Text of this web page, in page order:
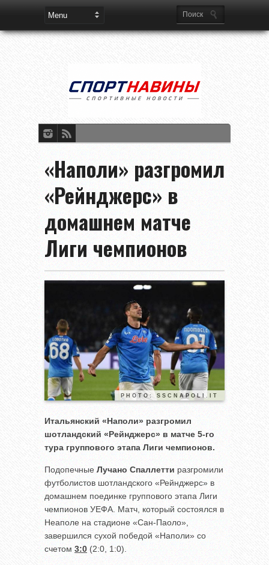
«Наполи» разгромил
«Рейнджерс» в
домашнем матче
Лиги чемпионов
PHOTO: SSCNAPOLI.IT
Итальянский «Наполи» разгромил
шотландский «Рейнджерс» в матче 5-го
тура группового этапа Лиги чемпионов.
Подопечные Лучано Спаллетти разгромили
футболистов шотландского «Рейнджерс» в
домашнем поединке группового этапа Лиги
чемпионов УЕФА. Матч, который состоялся в
Неаполе на стадионе «Сан-Паоло»,
завершился сухой победой «Наполи» со
счетом 3:0 (2:0, 1:0).